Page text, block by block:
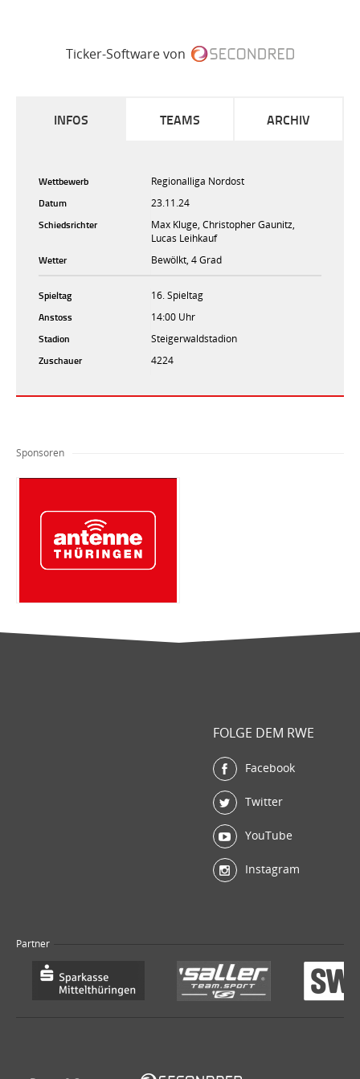
Ticker-Software von
INFOS TEAMS ARCHIV
Wettbewerb
Regionalliga Nordost
Datum
23.11.24
Schiedsrichter
Max Kluge, Christopher Gaunitz,
Lucas Leihkauf
Wetter
Bewölkt, 4 Grad
Spieltag
16. Spieltag
Anstoss
14:00 Uhr
Stadion
Steigerwaldstadion
Zuschauer
4224
Sponsoren
FOLGE DEM RWE
Facebook
Twitter
YouTube
Instagram
Partner